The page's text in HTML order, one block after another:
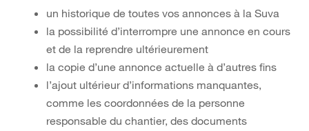
un historique de toutes vos annonces à la Suva
la possibilité d’interrompre une annonce en cours
et de la reprendre ultérieurement
la copie d’une annonce actuelle à d’autres fins
l’ajout ultérieur d’informations manquantes,
comme les coordonnées de la personne
responsable du chantier, des documents